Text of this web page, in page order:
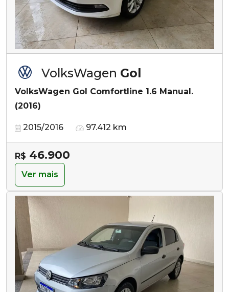
VolksWagen Gol
VolksWagen Gol Comfortline 1.6 Manual.
(2016)
2015/2016 97.412 km
R$ 46.900
Ver mais